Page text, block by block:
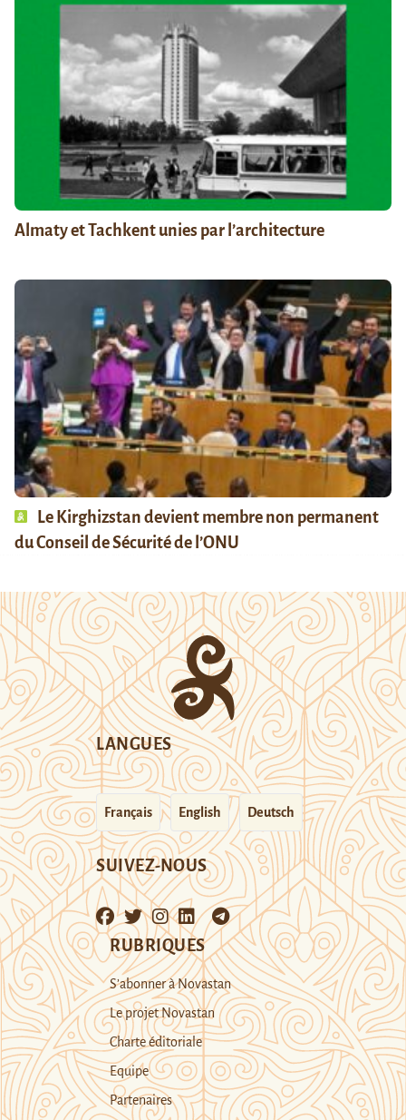
Almaty et Tachkent unies par l’architecture
Le Kirghizstan devient membre non permanent
du Conseil de Sécurité de l’ONU
LANGUES
Français English Deutsch
SUIVEZ-NOUS
RUBRIQUES
S’abonner à Novastan
Le projet Novastan
Charte éditoriale
Equipe
Partenaires